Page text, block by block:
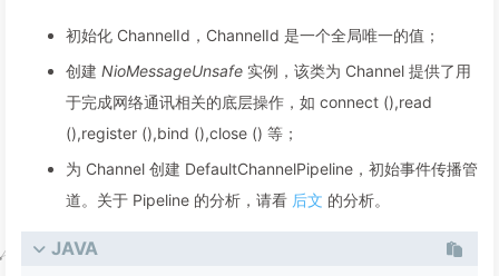
初始化 ChannelId，ChannelId 是一个全局唯一的值；
创建 NioMessageUnsafe 实例，该类为 Channel 提供了用
于完成网络通讯相关的底层操作，如 connect (),read
(),register (),bind (),close () 等；
为 Channel 创建 DefaultChannelPipeline，初始事件传播管
道。关于 Pipeline 的分析，请看 后文 的分析。
JAVA